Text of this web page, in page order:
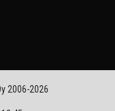
2006-2026